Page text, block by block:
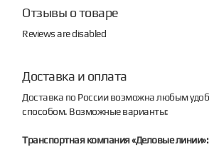
Отзывы о товаре
Reviews are disabled
Доставка и оплата
Доставка по России возможна любым
способом. Возможные варианты:
Транспортная компания «Деловые линии»: